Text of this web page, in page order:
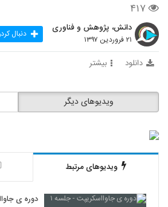
56
57
021057 - آموزش JavaScript سری دوم
۵۴۷ بازدید
021059 - آموزش JavaScript سری دوم
۳۹۸ بازدید
۴۱۷
دانش، پژوهش و فناوری
۲۱ فروردین ۱۳۹۷ دنبال
دانلود بیشتر
ویدیوهای دیگر
ویدیوهای مرتبط
دوره ی